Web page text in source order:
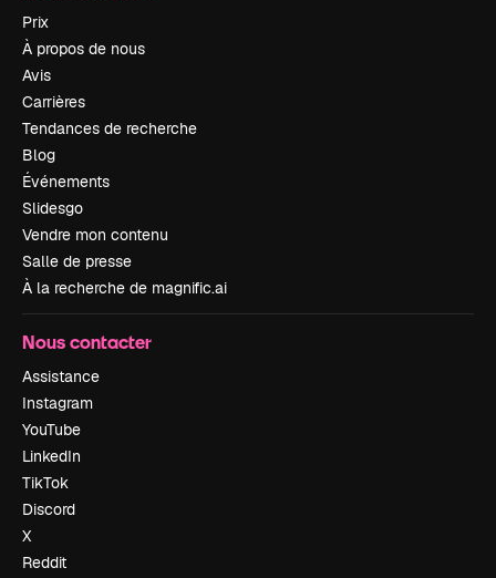
Prix
À propos de nous
Avis
Carrières
Tendances de recherche
Blog
Événements
Slidesgo
Vendre mon contenu
Salle de presse
À la recherche de magnific.ai
Nous contacter
Assistance
Instagram
YouTube
LinkedIn
TikTok
Discord
X
Reddit